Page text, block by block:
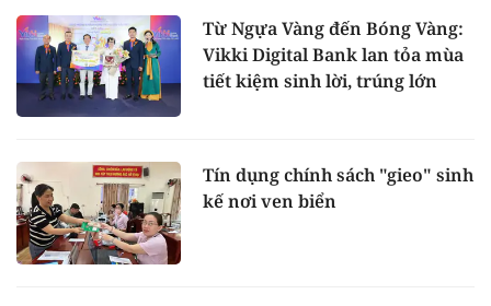
Từ Ngựa Vàng đến Bóng Vàng:
Vikki Digital Bank lan tỏa mùa
tiết kiệm sinh lời, trúng lớn
Tín dụng chính sách "gieo" sinh
kế nơi ven biển